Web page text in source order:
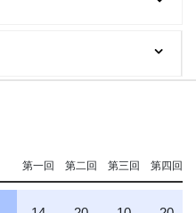
第一回 第二回 第三回 第四回